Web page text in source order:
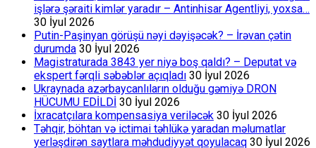
işlərə şəraiti kimlər yaradır – Antinhisar Agentliyi, yoxsa…
30 İyul 2026
Putin-Paşinyan görüşü nəyi dəyişəcək? – İrəvan çətin
durumda 30 İyul 2026
Magistraturada 3843 yer niyə boş qaldı? – Deputat və
ekspert fərqli səbəblər açıqladı 30 İyul 2026
Ukraynada azərbaycanlıların olduğu gəmiyə DRON
HÜCUMU EDİLDİ 30 İyul 2026
İxracatçılara kompensasiya veriləcək 30 İyul 2026
Təhqir, böhtan və ictimai təhlükə yaradan məlumatlar
yerləşdirən saytlara məhdudiyyət qoyulacaq 30 İyul 2026